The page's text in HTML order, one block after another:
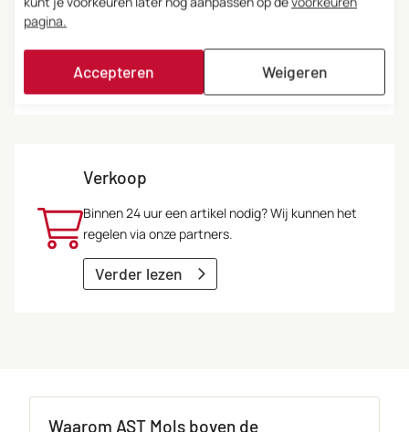
en machines te onderhouden. Ook dat regelen
Verder lezen
Verkoop
Binnen 24 uur een artikel nodig? Wij kunnen het
regelen via onze partners.
Verder lezen
Waarom AST Mols boven de
pagina.
Accepteren Weigeren